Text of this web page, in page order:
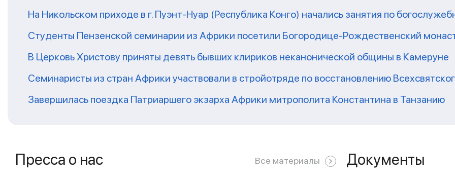
На Никольском приходе в г. Пуэнт-Нуар (Республика Конго) начались занятия по
Студенты Пензенской семинарии из Африки посетили Богородице-Рождественский
В Церковь Христову приняты девять бывших клириков неканонической общины в Камеруне
Семинаристы из стран Африки участвовали в стройотряде по восстановлению
Завершилась поездка Патриаршего экзарха Африки митрополита Константина в Танзанию
Пресса о нас Все материалы Документы